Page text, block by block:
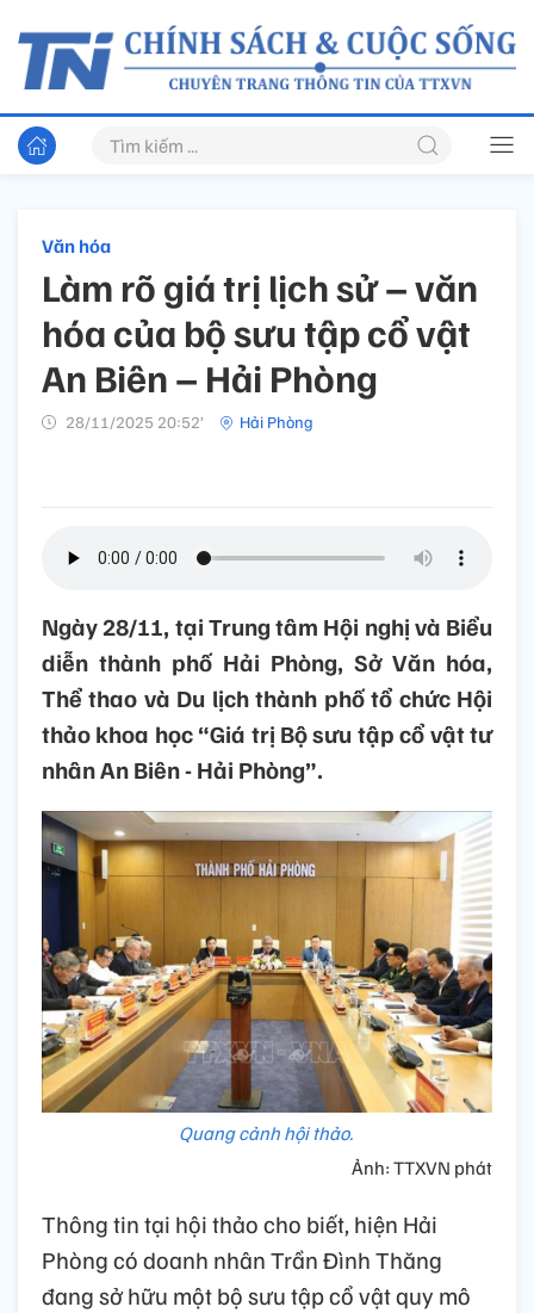
Văn hóa
Làm rõ giá trị lịch sử – văn
hóa của bộ sưu tập cổ vật
An Biên – Hải Phòng
28/11/2025 20:52’ Hải Phòng
Ngày 28/11, tại Trung tâm Hội nghị và Biểu
diễn thành phố Hải Phòng, Sở Văn hóa,
Thể thao và Du lịch thành phố tổ chức Hội
thảo khoa học “Giá trị Bộ sưu tập cổ vật tư
nhân An Biên - Hải Phòng”.
Quang cảnh hội thảo.
Ảnh: TTXVN phát
Thông tin tại hội thảo cho biết, hiện Hải
Phòng có doanh nhân Trần Đình Thăng
đang sở hữu một bộ sưu tập cổ vật quy mô